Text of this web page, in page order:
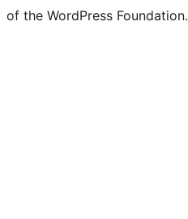
of the WordPress Foundation.